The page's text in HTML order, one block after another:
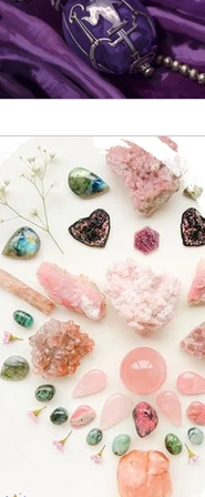
Numerología
Códex Grimorio